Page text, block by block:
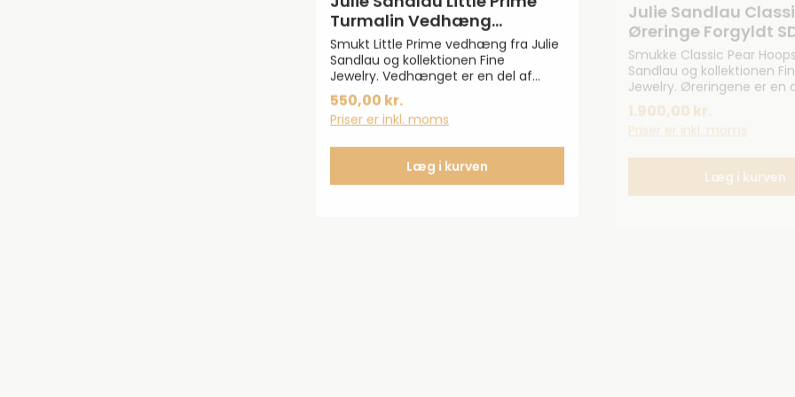
Turmalin Vedhæng
Forgyldt PD374GDTMCR
Smukt Little Prime vedhæng fra Julie
Sandlau og kollektionen Fine
Jewelry. Vedhænget er en del af
Prime-kollektionen og ses i 22 karat
forgyldt 925 sterlingsølv og ses med
fortryllende flot krystal. Måler 12,5x7
550,00 kr.
Priser er inkl. moms
Læg i kurven
Øreringe Forgyldt
Smukke Classic Pear
Sandlau og kollektionen
Jewelry. Øreringene er en
Classic-kollektionen.
22 karatforgyldt 925
sterlingsølv. Måler: 25x34
1.900,00 kr.
Priser er inkl. moms
Læg i kurven